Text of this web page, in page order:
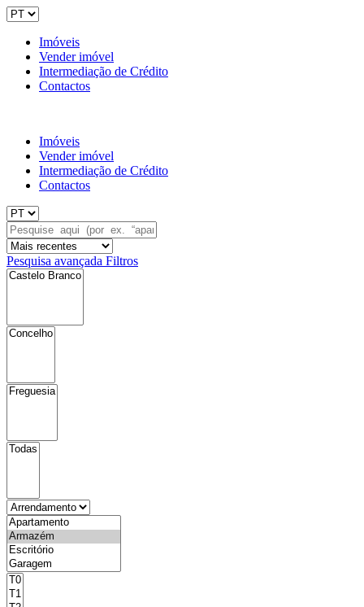
Imóveis
Vender imóvel
Intermediação de Crédito
Contactos
Imóveis
Vender imóvel
Intermediação de Crédito
Contactos
Pesquisa avançada Filtros